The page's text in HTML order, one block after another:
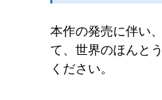
本作の発売に伴い
て、世界のほんと
ください。